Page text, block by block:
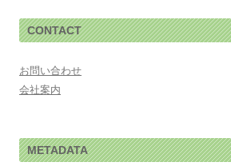
CONTACT
お問い合わせ
会社案内
METADATA